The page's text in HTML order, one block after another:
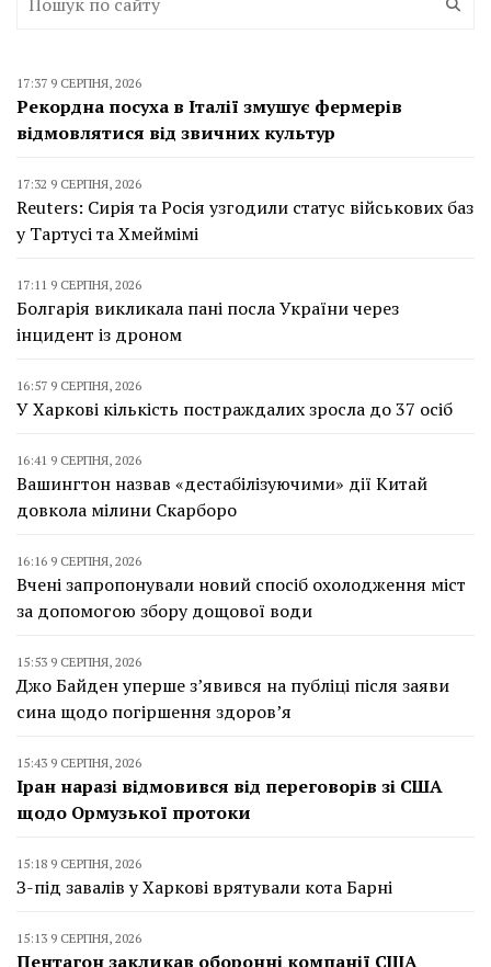
17:37 9 СЕРПНЯ, 2026
Рекордна посуха в Італії змушує фермерів
відмовлятися від звичних культур
17:32 9 СЕРПНЯ, 2026
Reuters: Сирія та Росія узгодили статус військових баз
у Тартусі та Хмеймімі
17:11 9 СЕРПНЯ, 2026
Болгарія викликала пані посла України через
інцидент із дроном
16:57 9 СЕРПНЯ, 2026
У Харкові кількість постраждалих зросла до 37 осіб
16:41 9 СЕРПНЯ, 2026
Вашингтон назвав «дестабілізуючими» дії Китай
довкола мілини Скарборо
16:16 9 СЕРПНЯ, 2026
Вчені запропонували новий спосіб охолодження міст
за допомогою збору дощової води
15:53 9 СЕРПНЯ, 2026
Джо Байден уперше з’явився на публіці після заяви
сина щодо погіршення здоров’я
15:43 9 СЕРПНЯ, 2026
Іран наразі відмовився від переговорів зі США
щодо Ормузької протоки
15:18 9 СЕРПНЯ, 2026
З-під завалів у Харкові врятували кота Барні
15:13 9 СЕРПНЯ, 2026
Пентагон закликав оборонні компанії США